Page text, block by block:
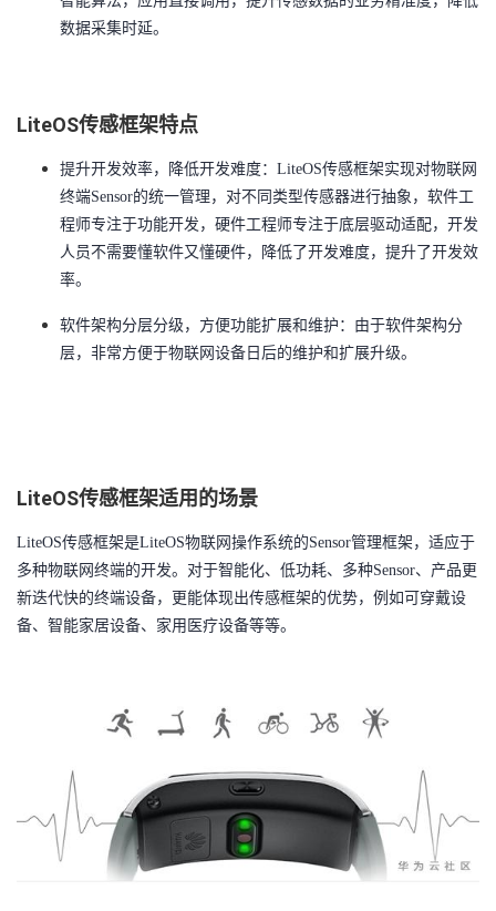
验
收
藏
议
数据采集时延。
LiteOS传感框架特点
提升开发效率，降低开发难度：LiteOS传感框架实现对物联网
终端Sensor的统一管理，对不同类型传感器进行抽象，软件工
程师专注于功能开发，硬件工程师专注于底层驱动适配，开发
人员不需要懂软件又懂硬件，降低了开发难度，提升了开发效
率。
软件架构分层分级，方便功能扩展和维护：由于软件架构分
层，非常方便于物联网设备日后的维护和扩展升级。
LiteOS传感框架适用的场景
LiteOS传感框架是LiteOS物联网操作系统的Sensor管理框架，适应于
多种物联网终端的开发。对于智能化、低功耗、多种Sensor、产品更
新迭代快的终端设备，更能体现出传感框架的优势，例如可穿戴设
备、智能家居设备、家用医疗设备等等。